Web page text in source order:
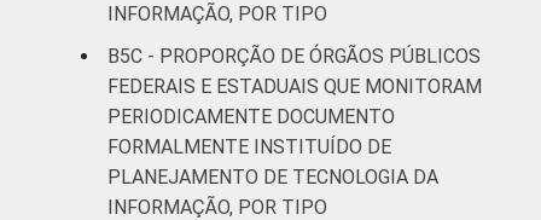
INFORMAÇÃO, POR TIPO
B5C - PROPORÇÃO DE ÓRGÃOS PÚBLICOS
FEDERAIS E ESTADUAIS QUE MONITORAM
PERIODICAMENTE DOCUMENTO
FORMALMENTE INSTITUÍDO DE
PLANEJAMENTO DE TECNOLOGIA DA
INFORMAÇÃO, POR TIPO